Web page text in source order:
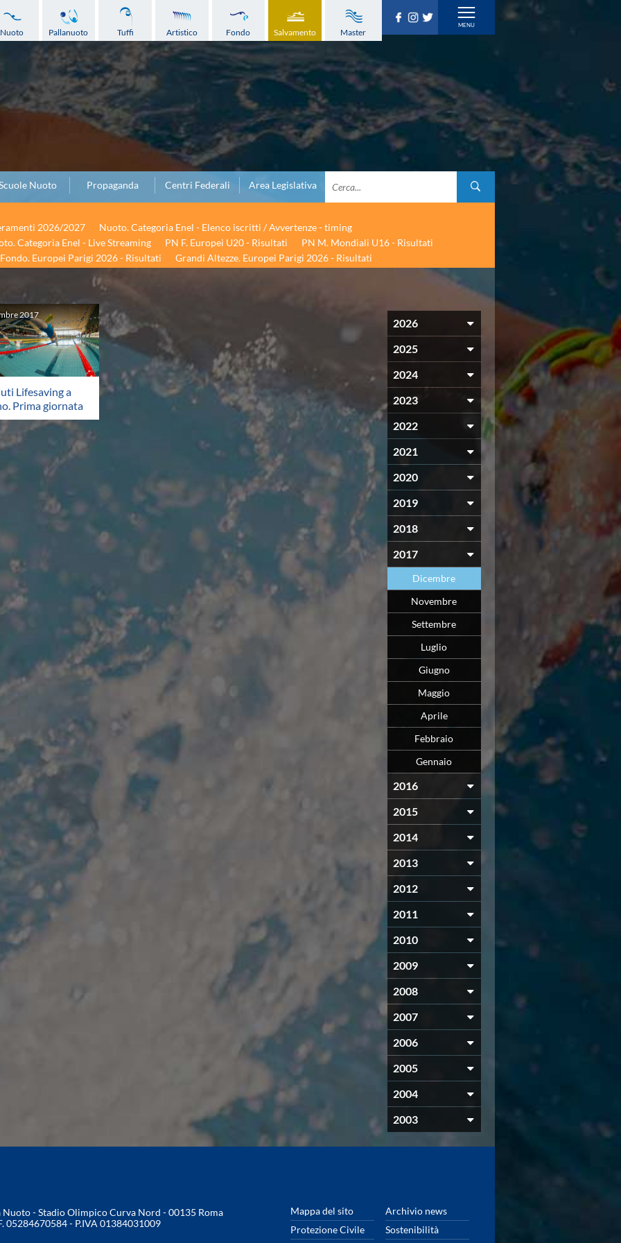
Nuoto Pallanuoto Tuffi Artistico Fondo Salvamento Master
Nuoto Propaganda Centri Federali Area Legislativa
2026/2027
Nuoto. Categoria Enel - Elenco iscritti / Avvertenze - timing
Categoria Enel - Live Streaming PN F. Europei U20 - Risultati
PN M. Mondiali U16 - Risultati
Fondo. Europei Parigi 2026 - Risultati Grandi Altezze. Europei Parigi 2026 - Risultati
2017
Lifesaving a
Prima giornata
2026
2025
2024
2023
2022
2021
2020
2019
2018
2017
Dicembre
Novembre
Settembre
Luglio
Giugno
Maggio
Aprile
Febbraio
Gennaio
2016
2015
2014
2013
2012
2011
2010
2009
2008
2007
2006
2005
2004
2003
- Stadio Olimpico Curva Nord - 00135 Roma
05284670584 - P.IVA 01384031009
Mappa del sito
Archivio news
Protezione Civile
Sostenibilità